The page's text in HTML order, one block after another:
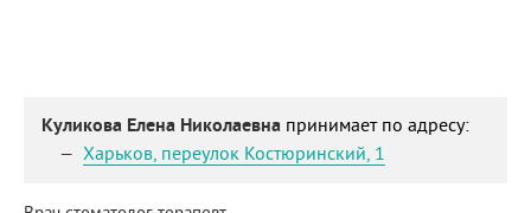
Куликова Елена Николаевна принимает по адресу:
Харьков, переулок Костюринский, 1